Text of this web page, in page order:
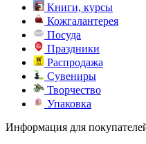
Книги, курсы
Кожгалантерея
Посуда
Праздники
Распродажа
Сувениры
Творчество
Упаковка
Информация для